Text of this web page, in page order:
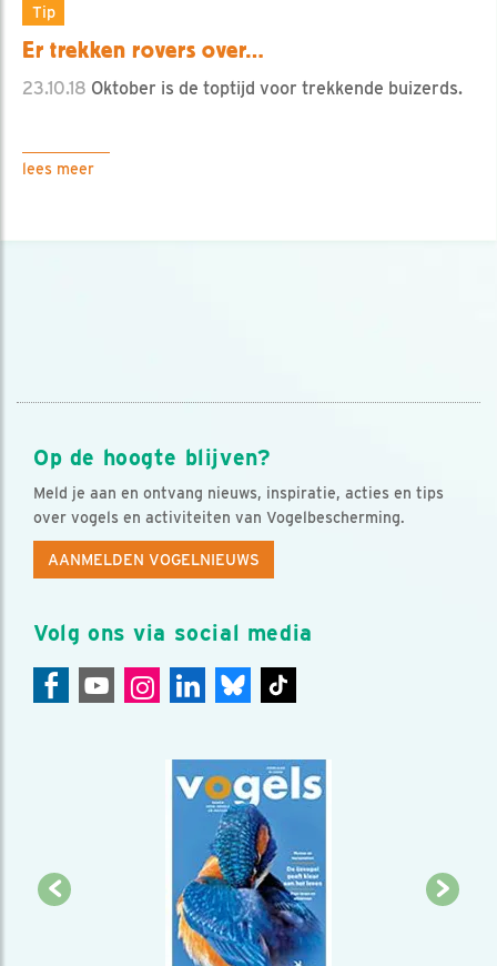
Tip
Er trekken rovers over…
23.10.18 Oktober is de toptijd voor trekkende buizerds.
lees meer
Op de hoogte blijven?
Meld je aan en ontvang nieuws, inspiratie, acties en tips
over vogels en activiteiten van Vogelbescherming.
AANMELDEN VOGELNIEUWS
Volg ons via social media